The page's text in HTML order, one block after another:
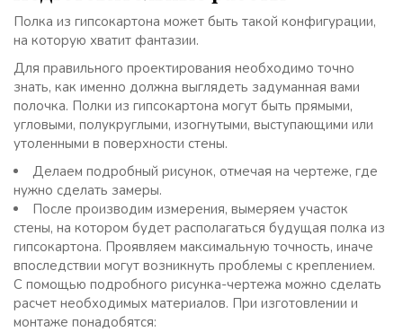
Полка из гипсокартона может быть такой конфигурации,
на которую хватит фантазии.
Для правильного проектирования необходимо точно
знать, как именно должна выглядеть задуманная вами
полочка. Полки из гипсокартона могут быть прямыми,
угловыми, полукруглыми, изогнутыми, выступающими или
утоленными в поверхности стены.
Делаем подробный рисунок, отмечая на чертеже, где
нужно сделать замеры.
После производим измерения, вымеряем участок
стены, на котором будет располагаться будущая полка из
гипсокартона. Проявляем максимальную точность, иначе
впоследствии могут возникнуть проблемы с креплением.
С помощью подробного рисунка-чертежа можно сделать
расчет необходимых материалов. При изготовлении и
монтаже понадобятся: